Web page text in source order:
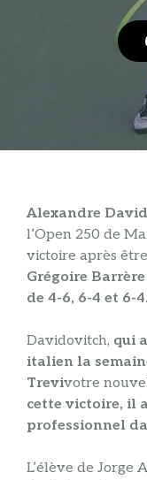
Alexandre
l’Open 250 de
victoire après
Grégoire
de 4-6, 6-4 et 6-4.
Davidovitch, qui
italien la
Trevivotre
cette victoire, il
professionnel
L’élève de Jorge